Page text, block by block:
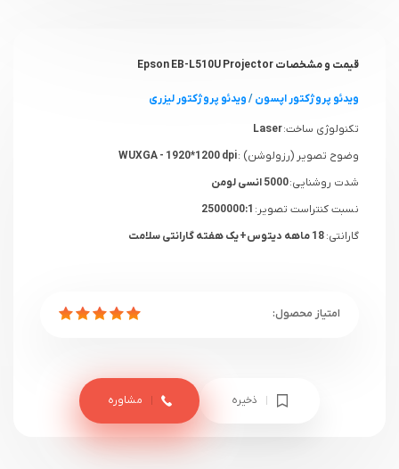
قیمت و مشخصات Epson EB-L510U Projector
ویدئو پروژکتور اپسون/ویدئو پروژکتور لیزری
تکنولوژی ساخت:Laser
وضوح تصویر (رزولوشن) :
شدت روشنایی:5000 انسی لومن
نسبت کنتراست تصویر:
گارانتی:
ذخیره مشاوره